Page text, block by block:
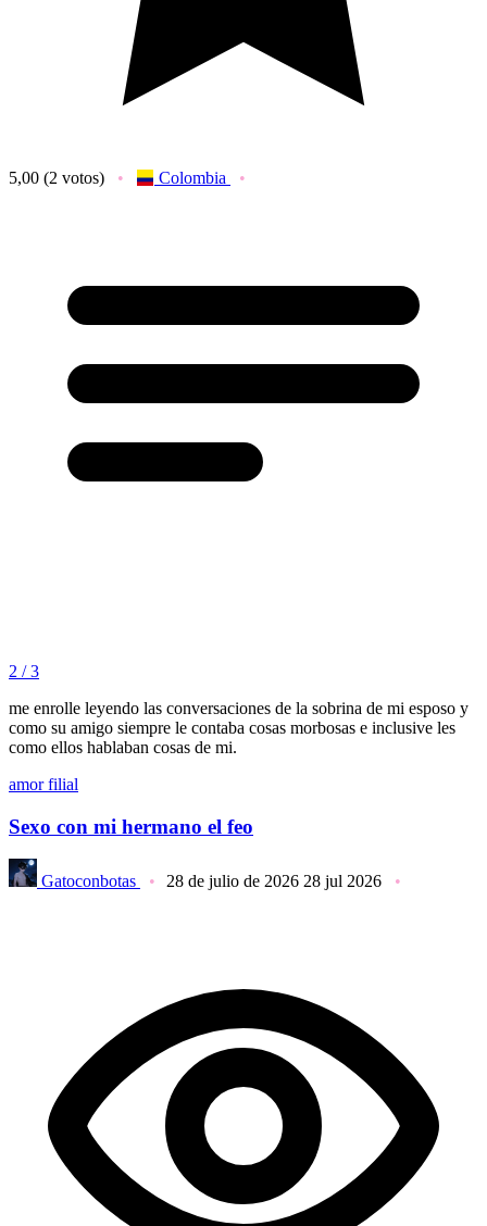
5,00 (2 votos) Colombia
2 / 3
me enrolle leyendo las conversaciones de la sobrina de mi esposo y
como su amigo siempre le contaba cosas morbosas e inclusive les
como ellos hablaban cosas de mi.
amor filial
Sexo con mi hermano el feo
Gatoconbotas 28 de julio de 2026 28 jul 2026